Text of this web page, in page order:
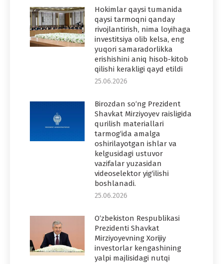
Hokimlar qaysi tumanida
qaysi tarmoqni qanday
rivojlantirish, nima loyihaga
investitsiya olib kelsa, eng
yuqori samaradorlikka
erishishini aniq hisob-kitob
qilishi kerakligi qayd etildi
25.06.2026
Birozdan so‘ng Prezident
Shavkat Mirziyoyev raisligida
qurilish materiallari
tarmog‘ida amalga
oshirilayotgan ishlar va
kelgusidagi ustuvor
vazifalar yuzasidan
videoselektor yig‘ilishi
boshlanadi.
25.06.2026
O‘zbekiston Respublikasi
Prezidenti Shavkat
Mirziyoyevning Xorijiy
investorlar kengashining
yalpi majlisidagi nutqi